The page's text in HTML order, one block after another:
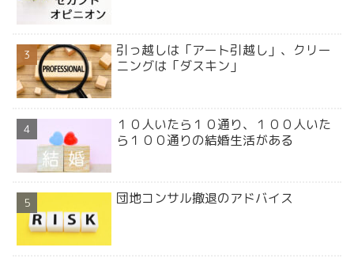
引っ越しは「アート引越し」、クリー
ニングは「ダスキン」
１０人いたら１０通り、１００人いた
ら１００通りの結婚生活がある
団地コンサル撤退のアドバイス